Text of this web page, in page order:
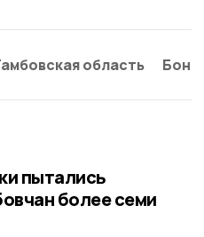
область
пытались
более семи